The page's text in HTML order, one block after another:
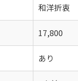
和洋折衷
17,800
あり